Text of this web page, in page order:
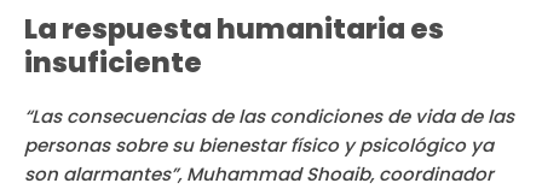
La respuesta humanitaria es
insuficiente
“Las consecuencias de las condiciones de vida de las
personas sobre su bienestar físico y psicológico ya
son alarmantes”, Muhammad Shoaib, coordinador